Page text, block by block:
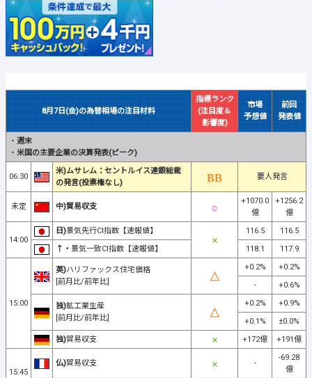
8月7日(金)の為替相場の注目材料
指標ランク
(注目度＆
影響度)
市場
予想値
前回
発表値
・ 週末
・ 米国の主要企業の決算発表(ピーク)
06:30
米)ムサレム：セントルイス連銀総裁
の発言(投票権なし)
要人発言
未定 中)貿易収支
+1070.0
億
+1256.2
億
14:00
日)景気先行CI指数【速報値】 116.5
116.5
↑・ 景気一致CI指数【速報値】 118.1 117.9
15:00
英)ハリファックス住宅価格
[前月比/前年比]
+0.2%
+0.2%
-
+0.6%
独)鉱工業生産
[前月比/前年比]
+0.2%
+0.9%
+0.1%
±0.0%
独)貿易収支 +172億 +191億
15:45
仏)貿易収支 -
-69.28
億